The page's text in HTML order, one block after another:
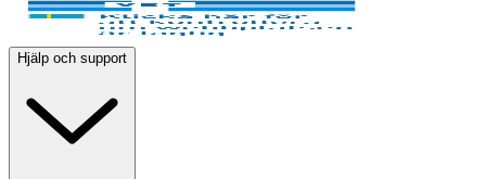
Hjälp och support